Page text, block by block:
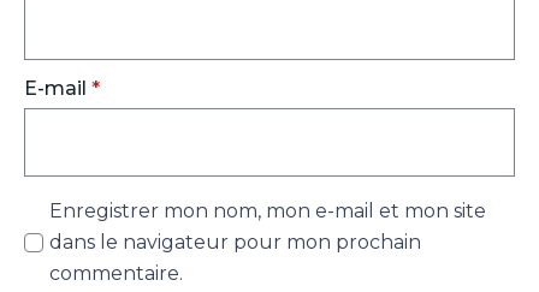
E-mail *
Enregistrer mon nom, mon e-mail et mon site
dans le navigateur pour mon prochain
commentaire.